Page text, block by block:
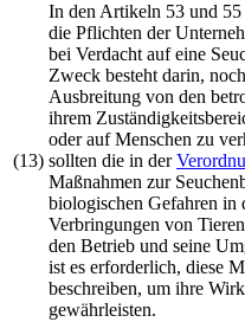
(13)
In den Artikeln 53 und 55
die Pflichten der
bei Verdacht auf eine
Zweck besteht darin,
Ausbreitung von den
ihrem
oder auf Menschen zu
sollten die in der
Maßnahmen zur
biologischen Gefahren in
Verbringungen von
den Betrieb und seine
ist es erforderlich, diese
beschreiben, um ihre
gewährleisten.